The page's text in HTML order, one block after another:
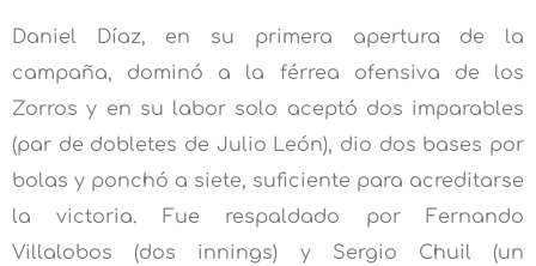
Daniel Díaz, en su primera apertura de la
campaña, dominó a la férrea ofensiva de los
Zorros y en su labor solo aceptó dos imparables
(par de dobletes de Julio León), dio dos bases por
bolas y ponchó a siete, suficiente para acreditarse
la victoria. Fue respaldado por Fernando
Villalobos (dos innings) y Sergio Chuil (un